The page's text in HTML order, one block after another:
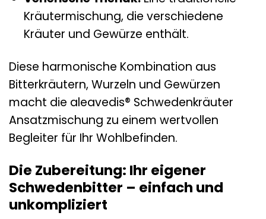
Kräutermischung, die verschiedene
Kräuter und Gewürze enthält.
Diese harmonische Kombination aus
Bitterkräutern, Wurzeln und Gewürzen
macht die aleavedis® Schwedenkräuter
Ansatzmischung zu einem wertvollen
Begleiter für Ihr Wohlbefinden.
Die Zubereitung: Ihr eigener
Schwedenbitter – einfach und
unkompliziert